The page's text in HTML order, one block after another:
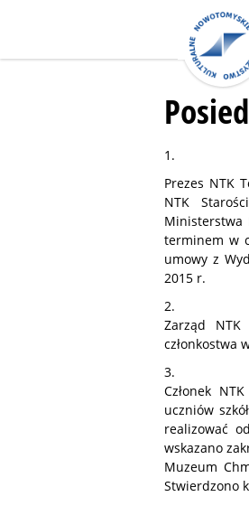
1.
Prezes NTK
NTK
Ministerstwa
terminem w
umowy z
2015 r.
2.
Zarząd
członkostwa
3.
Członek
uczniów
realizować
wskazano
Muzeum
Stwierdzono